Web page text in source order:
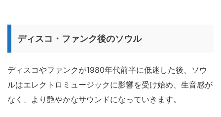
ディスコ・ファンク後のソウル
ディスコやファンクが1980年代前半に低迷した後、ソウ
ルはエレクトロミュージックに影響を受け始め、生音感が
なく、より艶やかなサウンドになっていきます。